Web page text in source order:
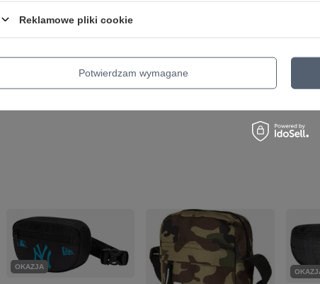
ERA NYY Waist Bag WDC moro
ERA NYY MLB Logo Side Bag czarna
ERA Taping Side Pouch czarna
OKAZJA
Reklamowe pliki cookie
Potwierdzam wymagane